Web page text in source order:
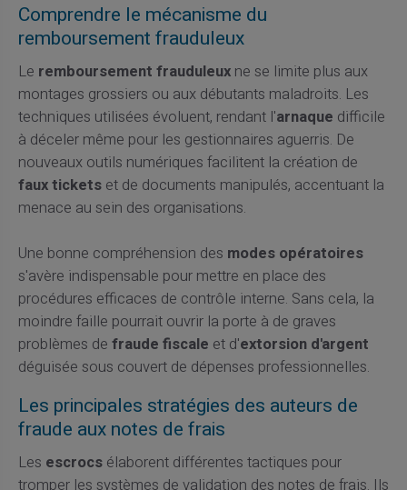
Comprendre le mécanisme du
remboursement frauduleux
Le remboursement frauduleuxne se limite plus aux
montages grossiers ou aux débutants maladroits. Les
techniques utilisées évoluent, rendant l'arnaque difficile
à déceler même pour les gestionnaires aguerris. De
nouveaux outils numériques facilitent la création de
faux ticketset de documents manipulés, accentuant la
menace au sein des organisations.
Une bonne compréhension des modes opératoires
s'avère indispensable pour mettre en place des
procédures efficaces de contrôle interne. Sans cela, la
moindre faille pourrait ouvrir la porte à de graves
problèmes de fraude fiscale et d'extorsion d'argent
déguisée sous couvert de dépenses professionnelles.
Les principales stratégies des auteurs de
fraude aux notes de frais
Les escrocsélaborent différentes tactiques pour
tromper les systèmes de validation des notes de frais. Ils